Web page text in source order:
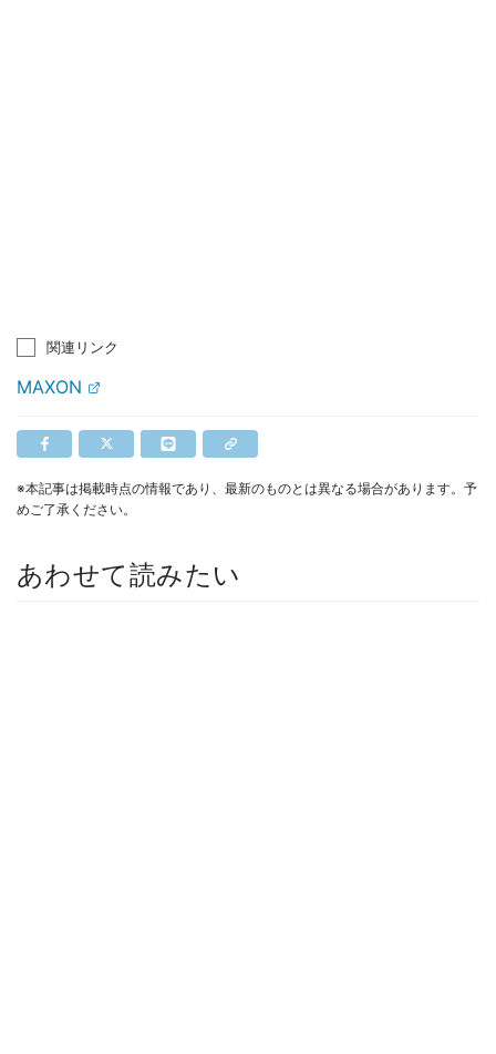
関連リンク
MAXON
※本記事は掲載時点の情報であり、最新のものとは異なる場合があります。予
めご了承ください。
あわせて読みたい